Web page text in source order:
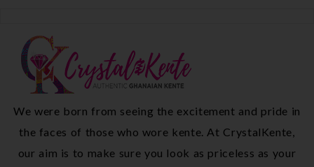
We were born from seeing the excitement and pride in
the faces of those who wore kente. At CrystalKente,
our aim is to make sure you look as priceless as your